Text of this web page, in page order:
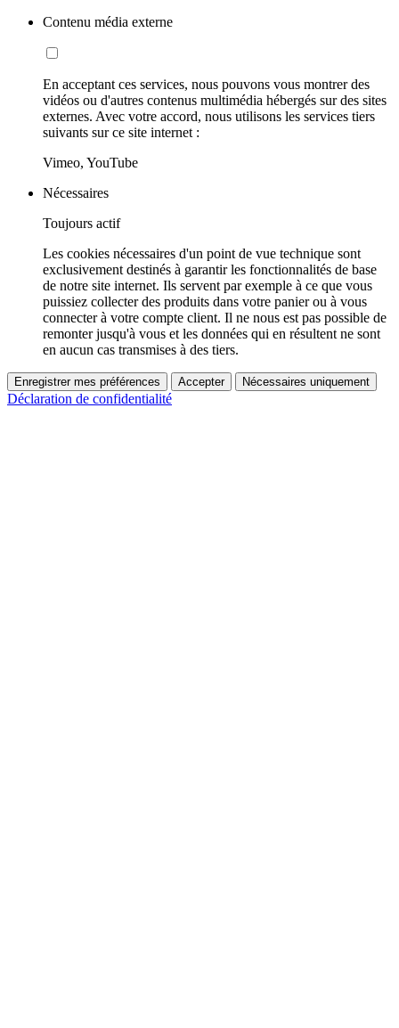
Contenu média externe
En acceptant ces services, nous pouvons vous montrer des
vidéos ou d'autres contenus multimédia hébergés sur des sites
externes. Avec votre accord, nous utilisons les services tiers
suivants sur ce site internet :
Vimeo, YouTube
Nécessaires
Toujours actif
Les cookies nécessaires d'un point de vue technique sont
exclusivement destinés à garantir les fonctionnalités de base
de notre site internet. Ils servent par exemple à ce que vous
puissiez collecter des produits dans votre panier ou à vous
connecter à votre compte client. Il ne nous est pas possible de
remonter jusqu'à vous et les données qui en résultent ne sont
en aucun cas transmises à des tiers.
Enregistrer mes préférences Accepter Nécessaires uniquement
Déclaration de confidentialité